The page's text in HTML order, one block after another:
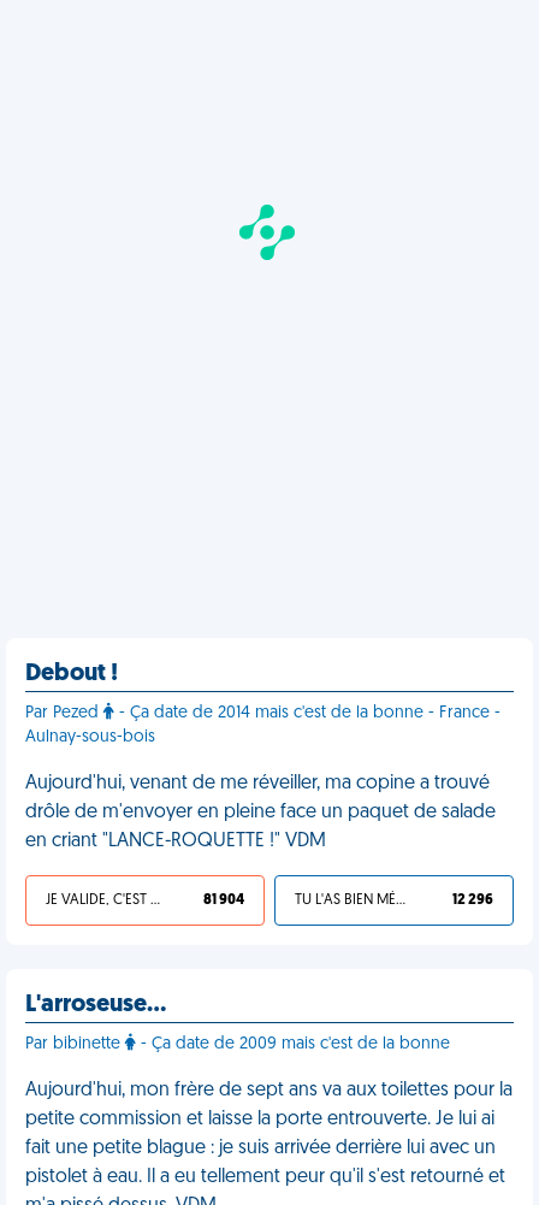
Debout !
Par Pezed
- Ça date de 2014 mais c'est de la bonne - France -
Aulnay-sous-bois
Aujourd'hui, venant de me réveiller, ma copine a trouvé
drôle de m'envoyer en pleine face un paquet de salade
en criant "LANCE-ROQUETTE !" VDM
JE VALIDE, C'EST UNE VDM 81 904 TU L'AS BIEN MÉRITÉ 12 296
L'arroseuse…
Par bibinette - Ça date de 2009 mais c'est de la bonne
Aujourd'hui, mon frère de sept ans va aux toilettes pour la
petite commission et laisse la porte entrouverte. Je lui ai
fait une petite blague : je suis arrivée derrière lui avec un
pistolet à eau. Il a eu tellement peur qu'il s'est retourné et